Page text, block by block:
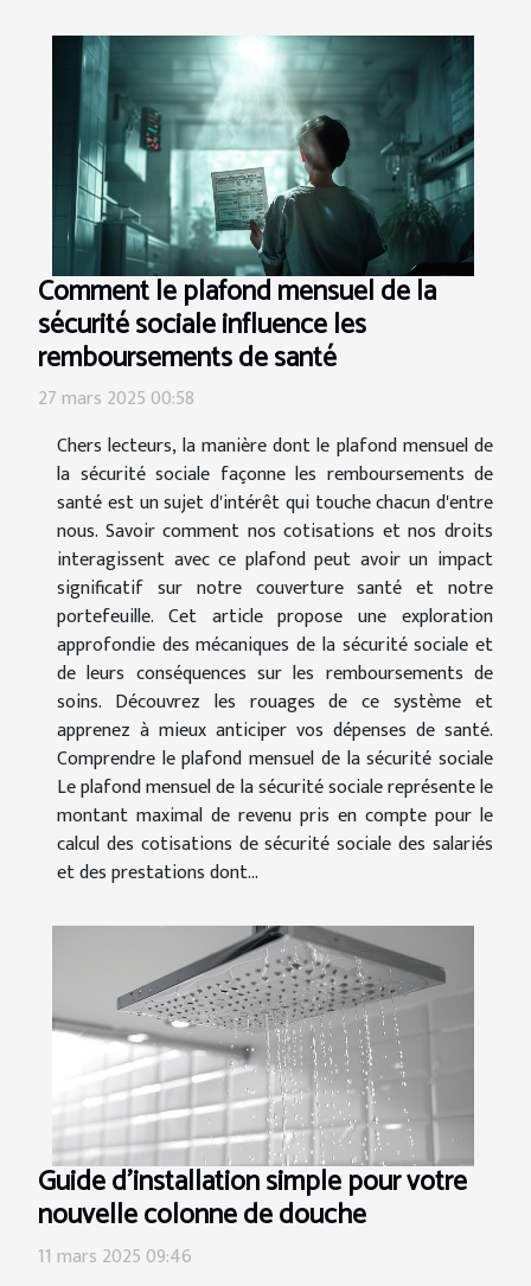
Comment le plafond mensuel de la
sécurité sociale influence les
remboursements de santé
27 mars 2025 00:58
Chers lecteurs, la manière dont le plafond mensuel de
la sécurité sociale façonne les remboursements de
santé est un sujet d'intérêt qui touche chacun d'entre
nous. Savoir comment nos cotisations et nos droits
interagissent avec ce plafond peut avoir un impact
significatif sur notre couverture santé et notre
portefeuille. Cet article propose une exploration
approfondie des mécaniques de la sécurité sociale et
de leurs conséquences sur les remboursements de
soins. Découvrez les rouages de ce système et
apprenez à mieux anticiper vos dépenses de santé.
Comprendre le plafond mensuel de la sécurité sociale
Le plafond mensuel de la sécurité sociale représente le
montant maximal de revenu pris en compte pour le
calcul des cotisations de sécurité sociale des salariés
et des prestations dont...
Guide d'installation simple pour votre
nouvelle colonne de douche
11 mars 2025 09:46